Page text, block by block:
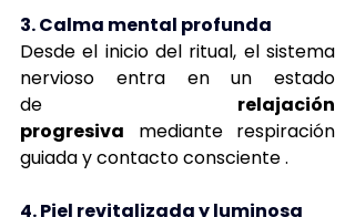
3. Calma mental profunda
Desde el inicio del ritual, el sistema
nervioso entra en un estado
de relajación
progresiva mediante respiración
guiada y contacto consciente .
4. Piel revitalizada y luminosa